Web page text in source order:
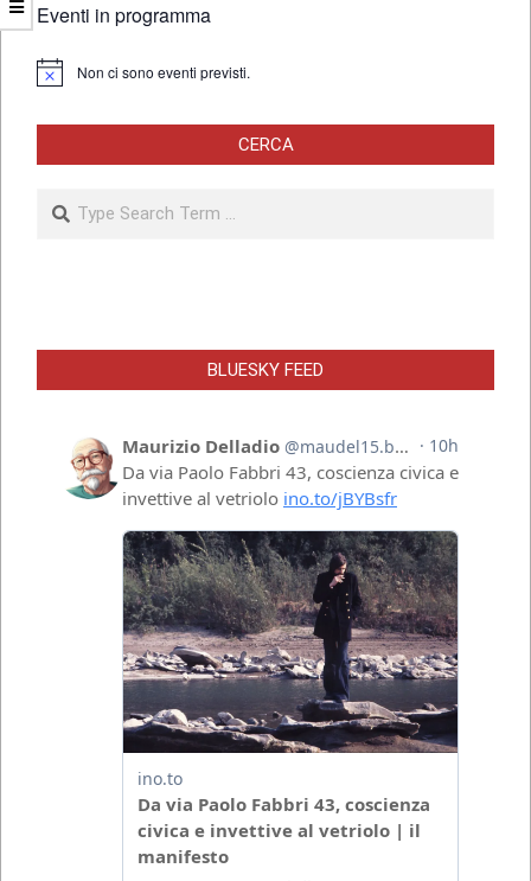
Eventi in programma
Notice Non ci sono eventi previsti.
CERCA
Search
BLUESKY FEED